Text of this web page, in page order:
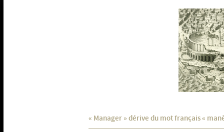
« Manager » dérive du mot français «